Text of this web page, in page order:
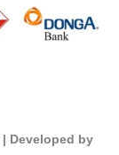
| Developed by